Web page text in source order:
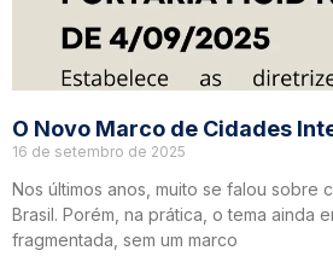
O Novo Marco de Cidades
16 de setembro de 2025
Nos últimos anos, muito se falou sobre
Brasil. Porém, na prática, o tema ainda
fragmentada, sem um marco